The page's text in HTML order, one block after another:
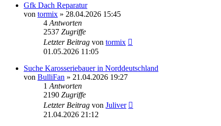
Gfk Dach Reparatur
von tormix » 28.04.2026 15:45
4 Antworten
2537 Zugriffe
Letzter Beitrag von tormix
01.05.2026 11:05
Suche Karosseriebauer in Norddeutschland
von BulliFan » 21.04.2026 19:27
1 Antworten
2190 Zugriffe
Letzter Beitrag von Juliver
21.04.2026 21:12